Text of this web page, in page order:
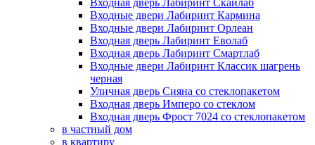
Входная дверь Лабиринт Скайлаб
Входные двери Лабиринт Кармина
Входные двери Лабиринт Орлеан
Входная дверь Лабиринт Еволаб
Входная дверь Лабиринт Смартлаб
Входные двери Лабиринт Классик шагрень
черная
Уличная дверь Сияна со стеклопакетом
Входная дверь Имперо со стеклом
Входная дверь Фрост 7024 со стеклопакетом
в частный дом
в квартиру